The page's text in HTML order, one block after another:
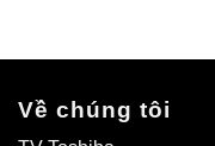
Về chúng tôi